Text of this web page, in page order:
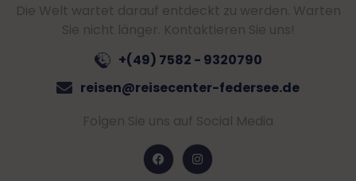
Die Welt wartet darauf entdeckt zu werden. Warten
Sie nicht länger. Kontaktieren Sie uns!
+(49) 7582 - 9320790
reisen@reisecenter-federsee.de
Folgen Sie uns auf Social Media